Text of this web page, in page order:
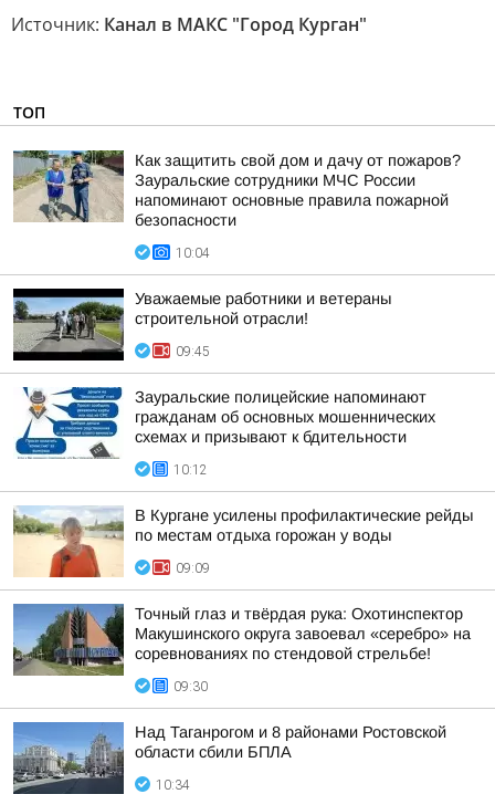
Источник: Канал в МАКС "Город Курган"
ТОП
Как защитить свой дом и дачу от пожаров?
Зауральские сотрудники МЧС России
напоминают основные правила пожарной
безопасности
10:04
Уважаемые работники и ветераны
строительной отрасли!
09:45
Зауральские полицейские напоминают
гражданам об основных мошеннических
схемах и призывают к бдительности
10:12
В Кургане усилены профилактические рейды
по местам отдыха горожан у воды
09:09
Точный глаз и твёрдая рука: Охотинспектор
Макушинского округа завоевал «серебро» на
соревнованиях по стендовой стрельбе!
09:30
Над Таганрогом и 8 районами Ростовской
области сбили БПЛА
10:34